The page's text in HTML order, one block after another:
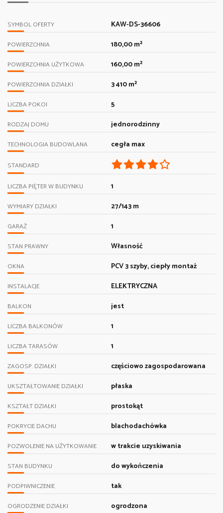
SYMBOL OFERTY KAW-DS-36606
POWIERZCHNIA 180,00 m²
POWIERZCHNIA UŻYTKOWA 160,00 m²
POWIERZCHNIA DZIAŁKI 3 410 m²
LICZBA POKOI 5
RODZAJ DOMU jednorodzinny
TECHNOLOGIA BUDOWLANA cegła max
STANDARD
LICZBA PIĘTER W BUDYNKU 1
WYMIARY DZIAŁKI 27/143 m
GARAŻ 1
STAN PRAWNY Własność
OKNA PCV 3 szyby, ciepły montaż
INSTALACJE ELEKTRYCZNA
BALKON jest
LICZBA BALKONÓW 1
LICZBA TARASÓW 1
ZAGOSP. DZIAŁKI częściowo zagospodarowana
UKSZTAŁTOWANIE DZIAŁKI płaska
KSZTAŁT DZIAŁKI prostokąt
POKRYCIE DACHU blachodachówka
POZWOLENIE NA UŻYTKOWANIE w trakcie uzyskiwania
STAN BUDYNKU do wykończenia
PODPIWNICZENIE tak
OGRODZENIE DZIAŁKI ogrodzona